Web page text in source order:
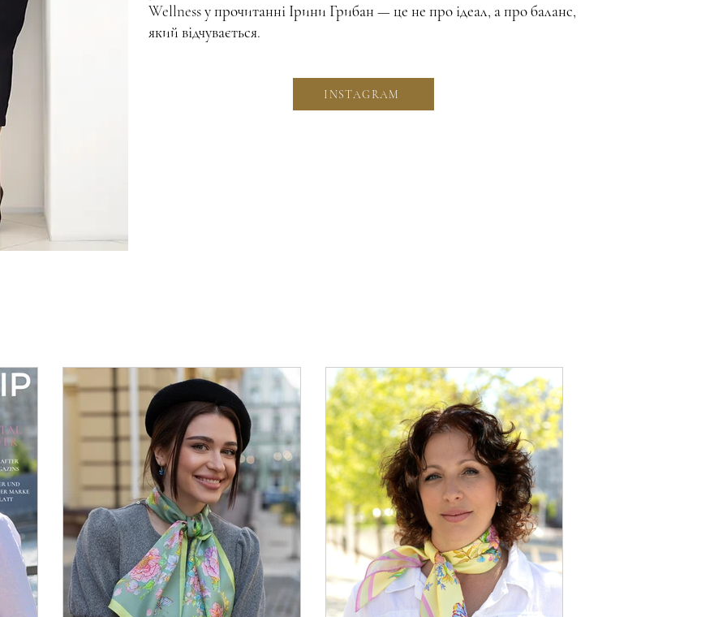
Wellness у прочитанні Ірини Грибан — це не про ідеал, а про баланс,
який відчувається.
INSTAGRAM